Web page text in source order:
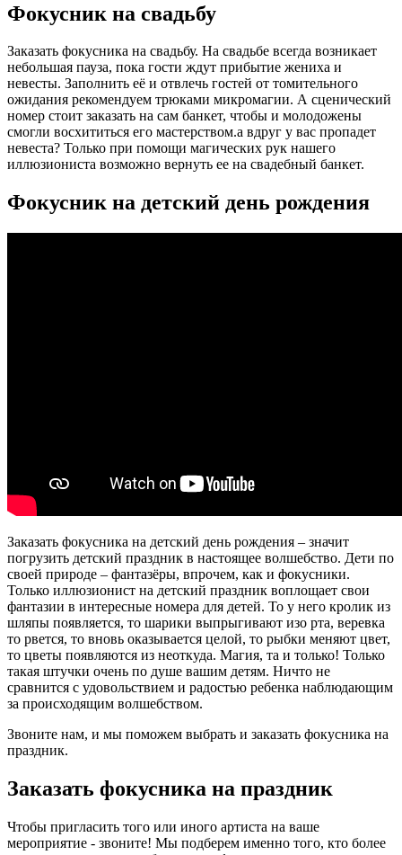
Фокусник на свадьбу
Заказать фокусника на свадьбу. На свадьбе всегда возникает
небольшая пауза, пока гости ждут прибытие жениха и
невесты. Заполнить её и отвлечь гостей от томительного
ожидания рекомендуем трюками микромагии. А сценический
номер стоит заказать на сам банкет, чтобы и молодожены
смогли восхититься его мастерством.а вдруг у вас пропадет
невеста? Только при помощи магических рук нашего
иллюзиониста возможно вернуть ее на свадебный банкет.
Фокусник на детский день рождения
Заказать фокусника на детский день рождения – значит
погрузить детский праздник в настоящее волшебство. Дети по
своей природе – фантазёры, впрочем, как и фокусники.
Только иллюзионист на детский праздник воплощает свои
фантазии в интересные номера для детей. То у него кролик из
шляпы появляется, то шарики выпрыгивают изо рта, веревка
то рвется, то вновь оказывается целой, то рыбки меняют цвет,
то цветы появляются из неоткуда. Магия, та и только! Только
такая штучки очень по душе вашим детям. Ничто не
сравнится с удовольствием и радостью ребенка наблюдающим
за происходящим волшебством.
Звоните нам, и мы поможем выбрать и заказать фокусника на
праздник.
Заказать фокусника на праздник
Чтобы пригласить того или иного артиста на ваше
мероприятие - звоните! Мы подберем именно того, кто более